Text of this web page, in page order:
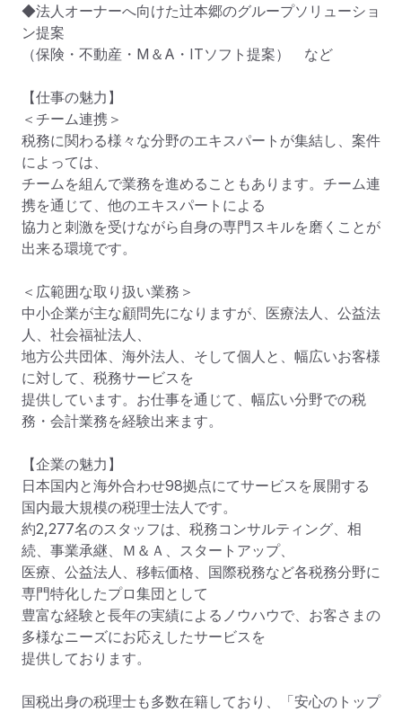
◆法人オーナーへ向けた辻本郷のグループソリューショ
ン提案
（保険・不動産・М＆A・ITソフト提案）　など
【仕事の魅力】
＜チーム連携＞
税務に関わる様々な分野のエキスパートが集結し、案件
によっては、
チームを組んで業務を進めることもあります。チーム連
携を通じて、他のエキスパートによる
協力と刺激を受けながら自身の専門スキルを磨くことが
出来る環境です。
＜広範囲な取り扱い業務＞
中小企業が主な顧問先になりますが、医療法人、公益法
人、社会福祉法人、
地方公共団体、海外法人、そして個人と、幅広いお客様
に対して、税務サービスを
提供しています。お仕事を通じて、幅広い分野での税
務・会計業務を経験出来ます。
【企業の魅力】
日本国内と海外合わせ98拠点にてサービスを展開する
国内最大規模の税理士法人です。
約2,277名のスタッフは、税務コンサルティング、相
続、事業承継、Ｍ＆Ａ、スタートアップ、
医療、公益法人、移転価格、国際税務など各税務分野に
専門特化したプロ集団として
豊富な経験と長年の実績によるノウハウで、お客さまの
多様なニーズにお応えしたサービスを
提供しております。
国税出身の税理士も多数在籍しており、「安心のトップ